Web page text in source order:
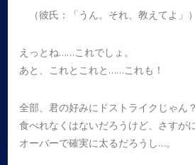
（彼氏：「うん。それ、教えてよ」）
えっとね……これでしょ。
あと、これとこれと……これも！
全部、君の好みにドストライクじゃん？
食べれなくはないだろうけど、さすが
オーバーで確実に太るだろうし…。